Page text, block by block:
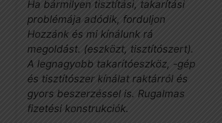
Ha bármilyen tisztítási, takarítási
problémája adódik, forduljon
Hozzánk és mi kínálunk rá
megoldást. (eszközt, tisztítószert).
A legnagyobb takarítóeszköz, -gép
és tisztítószer kínálat raktárról és
gyors beszerzéssel is. Rugalmas
fizetési konstrukciók.